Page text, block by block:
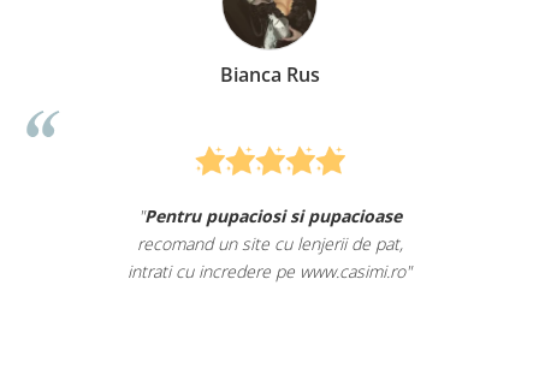
Bianca Rus
"Pentru pupaciosi si pupacioase
recomand un site cu lenjerii de pat,
intrati cu incredere pe www.casimi.ro"